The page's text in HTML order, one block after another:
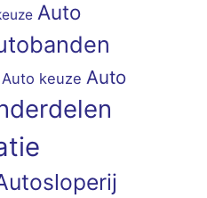
Auto
Auto keuze Auto